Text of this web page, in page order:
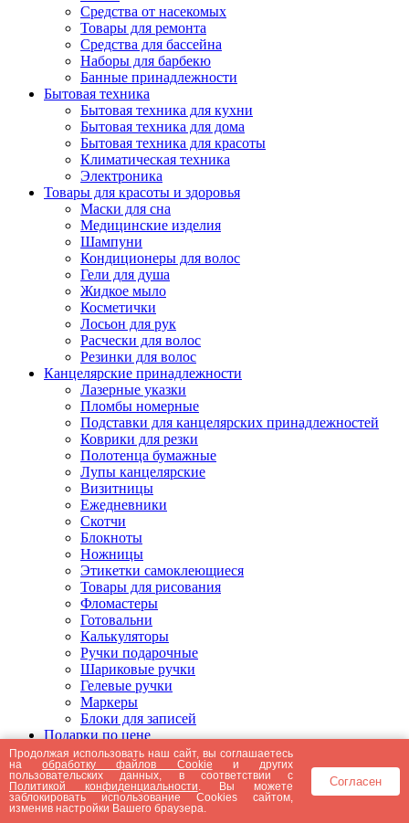
Средства от насекомых
Товары для ремонта
Средства для бассейна
Наборы для барбекю
Банные принадлежности
Бытовая техника
Бытовая техника для кухни
Бытовая техника для дома
Бытовая техника для красоты
Климатическая техника
Электроника
Товары для красоты и здоровья
Маски для сна
Медицинские изделия
Шампуни
Кондиционеры для волос
Гели для душа
Жидкое мыло
Косметички
Лосьон для рук
Расчески для волос
Резинки для волос
Канцелярские принадлежности
Лазерные указки
Пломбы номерные
Подставки для канцелярских принадлежностей
Коврики для резки
Полотенца бумажные
Лупы канцелярские
Визитницы
Ежедневники
Скотчи
Блокноты
Ножницы
Этикетки самоклеющиеся
Товары для рисования
Фломастеры
Готовальни
Калькуляторы
Ручки подарочные
Шариковые ручки
Гелевые ручки
Маркеры
Блоки для записей
Подарки по цене
Подарки от 5000 рублей
Подарки до 5000 рублей
Подарки до 3000 рублей
Подарки до 2000 рублей
Подарки до 1000 рублей
Продолжая использовать наш сайт, вы соглашаетесь
наобработку файлов Cookie и других
пользовательских данных, в соответствии с
Политикой конфиденциальности . Вы можете
заблокировать использование Cookies сайтом,
изменив настройки Вашего браузера.
Согласен